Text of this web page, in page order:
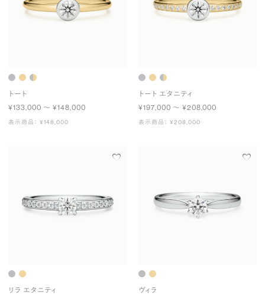
トート
¥133,000 〜 ¥148,000
表示商品： ¥148,000
トート エタニティ
¥197,000 〜 ¥208,000
表示商品： ¥208,000
リラ エタニティ ヴィラ